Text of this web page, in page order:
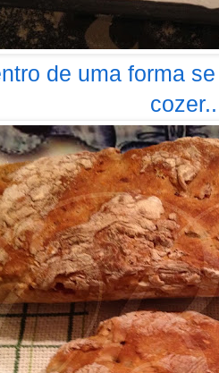
de uma forma